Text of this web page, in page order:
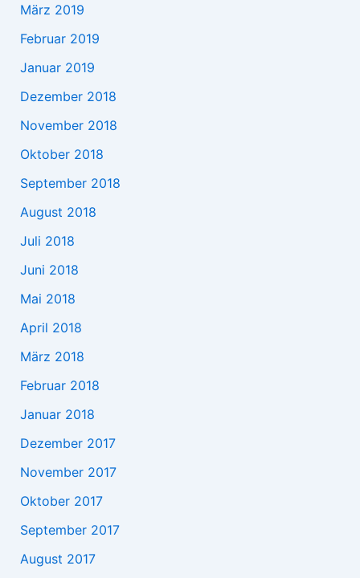
März 2019
Februar 2019
Januar 2019
Dezember 2018
November 2018
Oktober 2018
September 2018
August 2018
Juli 2018
Juni 2018
Mai 2018
April 2018
März 2018
Februar 2018
Januar 2018
Dezember 2017
November 2017
Oktober 2017
September 2017
August 2017